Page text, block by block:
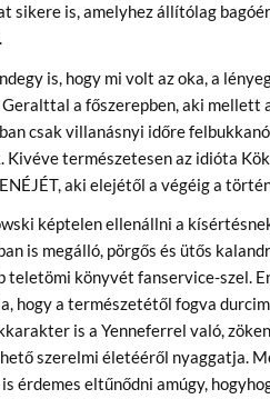
sikere is, amelyhez állítólag
is, hogy mi volt az oka, a
Geralttal a főszerepben, aki mellett
csak villanásnyi időre
Kivéve természetesen az idióta
aki elejétől a végéig a
képtelen ellenállni a
is megálló, pörgős és ütős
teletömi könyvét fanservice-szel.
hogy a természetétől fogva
is a Yenneferrel való,
szerelmi életééről nyaggatja.
is érdemes eltűnődni amúgy,